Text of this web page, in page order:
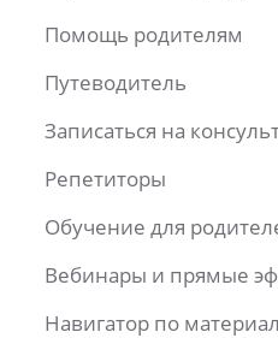
Помощь родителям
Путеводитель
Записаться на
Репетиторы
Обучение для
Вебинары и прямые
Навигатор по